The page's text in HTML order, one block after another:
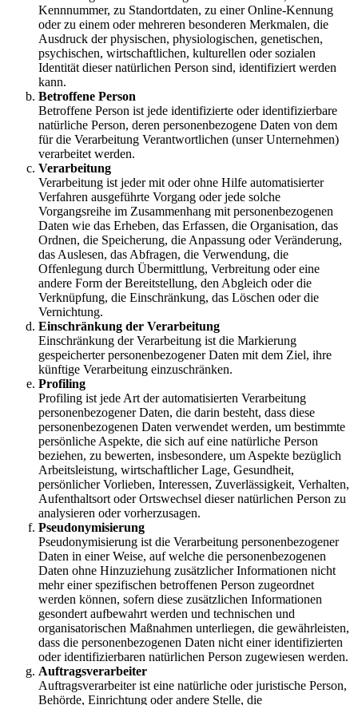
Kennnummer, zu Standortdaten, zu einer Online-Kennung
oder zu einem oder mehreren besonderen Merkmalen, die
Ausdruck der physischen, physiologischen, genetischen,
psychischen, wirtschaftlichen, kulturellen oder sozialen
Identität dieser natürlichen Person sind, identifiziert werden
kann.
Betroffene Person
Betroffene Person ist jede identifizierte oder identifizierbare
natürliche Person, deren personenbezogene Daten von dem
für die Verarbeitung Verantwortlichen (unser Unternehmen)
verarbeitet werden.
Verarbeitung
Verarbeitung ist jeder mit oder ohne Hilfe automatisierter
Verfahren ausgeführte Vorgang oder jede solche
Vorgangsreihe im Zusammenhang mit personenbezogenen
Daten wie das Erheben, das Erfassen, die Organisation, das
Ordnen, die Speicherung, die Anpassung oder Veränderung,
das Auslesen, das Abfragen, die Verwendung, die
Offenlegung durch Übermittlung, Verbreitung oder eine
andere Form der Bereitstellung, den Abgleich oder die
Verknüpfung, die Einschränkung, das Löschen oder die
Vernichtung.
Einschränkung der Verarbeitung
Einschränkung der Verarbeitung ist die Markierung
gespeicherter personenbezogener Daten mit dem Ziel, ihre
künftige Verarbeitung einzuschränken.
Profiling
Profiling ist jede Art der automatisierten Verarbeitung
personenbezogener Daten, die darin besteht, dass diese
personenbezogenen Daten verwendet werden, um bestimmte
persönliche Aspekte, die sich auf eine natürliche Person
beziehen, zu bewerten, insbesondere, um Aspekte bezüglich
Arbeitsleistung, wirtschaftlicher Lage, Gesundheit,
persönlicher Vorlieben, Interessen, Zuverlässigkeit, Verhalten,
Aufenthaltsort oder Ortswechsel dieser natürlichen Person zu
analysieren oder vorherzusagen.
Pseudonymisierung
Pseudonymisierung ist die Verarbeitung personenbezogener
Daten in einer Weise, auf welche die personenbezogenen
Daten ohne Hinzuziehung zusätzlicher Informationen nicht
mehr einer spezifischen betroffenen Person zugeordnet
werden können, sofern diese zusätzlichen Informationen
gesondert aufbewahrt werden und technischen und
organisatorischen Maßnahmen unterliegen, die gewährleisten,
dass die personenbezogenen Daten nicht einer identifizierten
oder identifizierbaren natürlichen Person zugewiesen werden.
Auftragsverarbeiter
Auftragsverarbeiter ist eine natürliche oder juristische Person,
Behörde, Einrichtung oder andere Stelle, die